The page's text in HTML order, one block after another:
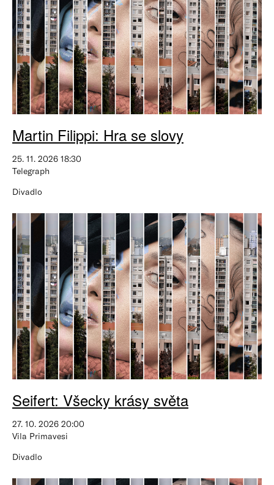
Martin Filippi: Hra se slovy
25. 11. 2026 18:30
Telegraph
Divadlo
Seifert: Všecky krásy světa
27. 10. 2026 20:00
Vila Primavesi
Divadlo